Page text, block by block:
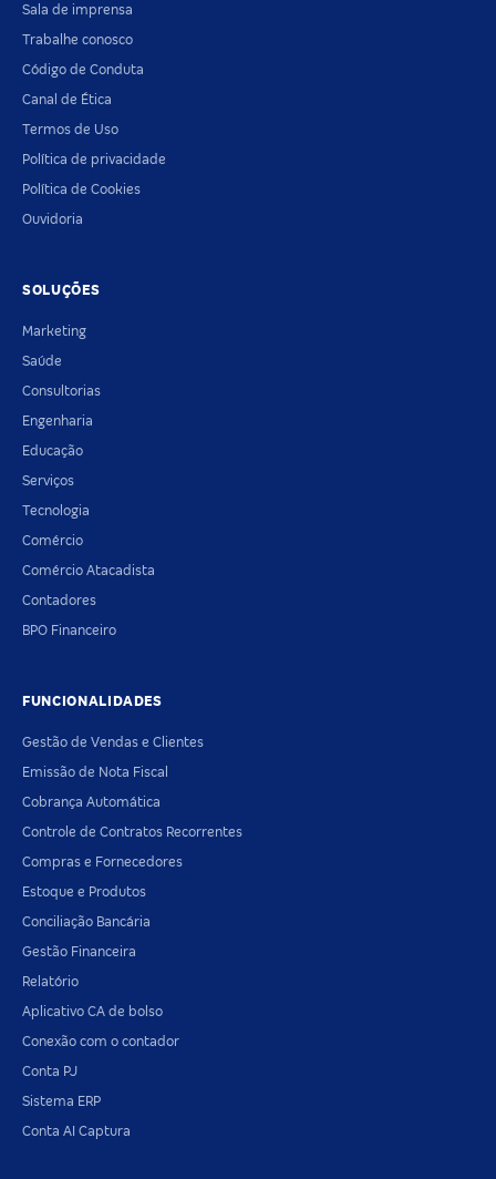
Sala de imprensa
Trabalhe conosco
Código de Conduta
Canal de Ética
Termos de Uso
Política de privacidade
Política de Cookies
Ouvidoria
SOLUÇÕES
Marketing
Saúde
Consultorias
Engenharia
Educação
Serviços
Tecnologia
Comércio
Comércio Atacadista
Contadores
BPO Financeiro
FUNCIONALIDADES
Gestão de Vendas e Clientes
Emissão de Nota Fiscal
Cobrança Automática
Controle de Contratos Recorrentes
Compras e Fornecedores
Estoque e Produtos
Conciliação Bancária
Gestão Financeira
Relatório
Aplicativo CA de bolso
Conexão com o contador
Conta PJ
Sistema ERP
Conta AI Captura